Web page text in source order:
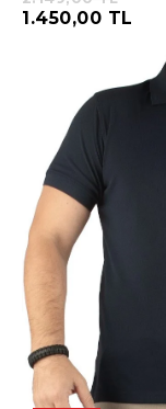
1.450,00 TL